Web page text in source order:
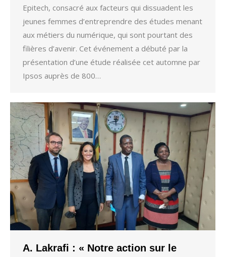
Epitech, consacré aux facteurs qui dissuadent les
jeunes femmes d’entreprendre des études menant
aux métiers du numérique, qui sont pourtant des
filières d’avenir. Cet événement a débuté par la
présentation d’une étude réalisée cet automne par
Ipsos auprès de 800…
A. Lakrafi : « Notre action sur le